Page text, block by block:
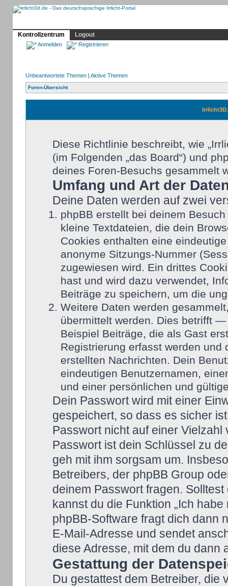
Kontrollzentrum
Logout
Anmelden Registrieren
Unbeantwortete Themen| Aktive Themen
Foren-Übersicht
Diese Richtlinie beschreibt, wie
(im Folgenden „das Board“) und
deines Foren-Besuchs gesammelt
Umfang und Art der
Deine Daten werden auf zwei
phpBB erstellt bei deinem
kleine Textdateien, die dein
Cookies enthalten eine
anonyme Sitzungs-Nummer
zugewiesen wird. Ein drittes
hast und wird dazu verwendet,
Beiträge zu speichern, um die
Weitere Daten werden
übermittelt werden. Dies betrifft
Beispiel Beiträge, die als Gast
Registrierung erfasst werden
erstellten Nachrichten. Dein
eindeutigen Benutzernamen,
und einer persönlichen und
Dein Passwort wird mit einer
gespeichert, so dass es sicher
Passwort nicht auf einer
Passwort ist dein Schlüssel zu
geh mit ihm sorgsam um.
Betreibers, der phpBB Group
deinem Passwort fragen.
kannst du die Funktion „Ich
phpBB-Software fragt dich dann
E-Mail-Adresse und sendet
diese Adresse, mit dem du dann
Gestattung der
Du gestattest dem Betreiber, die